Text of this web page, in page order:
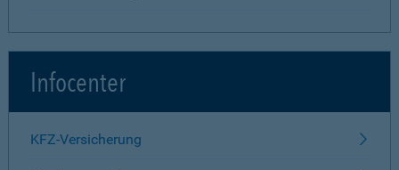
Infocenter
KFZ-Versicherung